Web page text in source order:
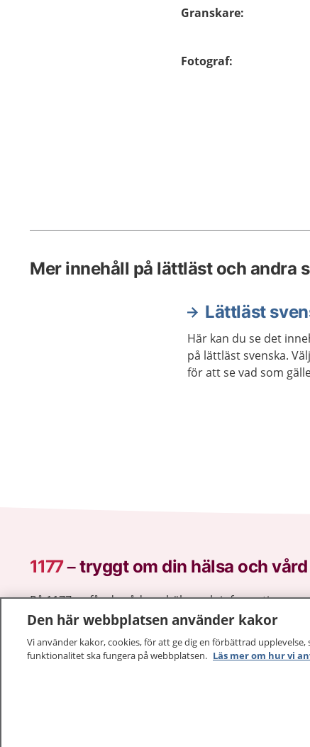
Granskare:
Fotograf:
Mer innehåll på lättläst och andra
Lättläst
Här kan du se det
på lättläst svenska.
för att se vad som
1177–tryggt om din hälsa och vård
På 1177.se får du råd om hälsa och information om
vilka mottagningar du kan kontakta. Logga in för att
och göra dina vårdärenden. Ring telefonnummer
sjukvårdsrådgivning dygnet runt.
Den här webbplatsen använder kakor
Vi använder kakor, cookies, för att ge dig en förbättrad
funktionalitet ska fungera på webbplatsen. Läs mer om hur vi